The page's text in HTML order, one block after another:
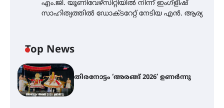
എം.ജി. യൂണിവേഴ്‌സിറ്റിയിൽ നിന്ന് ഇംഗ്ളീഷ്
സാഹിത്യത്തിൽ ഡോക്ടറേറ്റ് നേടിയ എൻ. ആര്യ
Top News
തിരനോട്ടം ‘അരങ്ങ് 2026’ ഉണർന്നു